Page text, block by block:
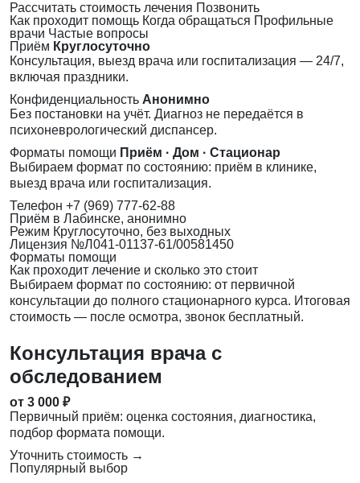
Рассчитать стоимость лечения Позвонить
Как проходит помощь Когда обращаться Профильные
врачи Частые вопросы
Приём Круглосуточно
Консультация, выезд врача или госпитализация — 24/7,
включая праздники.
Конфиденциальность Анонимно
Без постановки на учёт. Диагноз не передаётся в
психоневрологический диспансер.
Форматы помощи Приём · Дом · Стационар
Выбираем формат по состоянию: приём в клинике,
выезд врача или госпитализация.
Телефон +7 (969) 777-62-88
Приём в Лабинске, анонимно
Режим Круглосуточно, без выходных
Лицензия №Л041-01137-61/00581450
Форматы помощи
Как проходит лечение и сколько это стоит
Выбираем формат по состоянию: от первичной
консультации до полного стационарного курса. Итоговая
стоимость — после осмотра, звонок бесплатный.
Консультация врача с
обследованием
от 3 000 ₽
Первичный приём: оценка состояния, диагностика,
подбор формата помощи.
Уточнить стоимость →
Популярный выбор